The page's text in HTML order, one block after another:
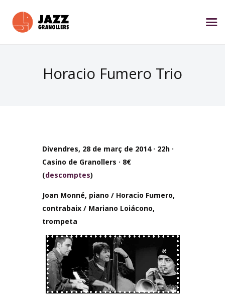
Horacio Fumero Trio
Divendres, 28 de març de 2014 · 22h ·
Casino de Granollers · 8€
(descomptes)
Joan Monné, piano / Horacio Fumero,
contrabaix / Mariano Loiácono,
trompeta